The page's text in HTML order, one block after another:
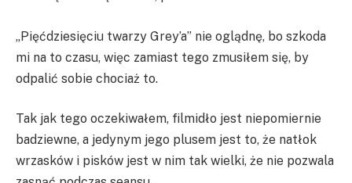
„Pięćdziesięciu twarzy Grey’a” nie oglądnę, bo szkoda
mi na to czasu, więc zamiast tego zmusiłem się, by
odpalić sobie chociaż to.
Tak jak tego oczekiwałem, filmidło jest niepomiernie
badziewne, a jedynym jego plusem jest to, że natłok
wrzasków i pisków jest w nim tak wielki, że nie pozwala